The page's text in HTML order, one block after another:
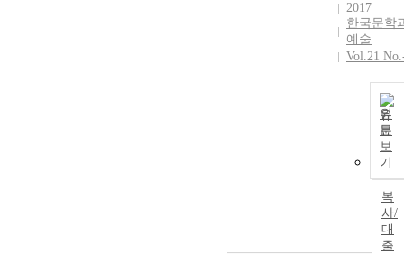
2017
한국문학
예술
Vol.21
원
문
보
기
복
사/
대
출